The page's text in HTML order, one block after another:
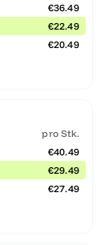
€36.49
€22.49
€20.49
pro Stk.
€40.49
€29.49
€27.49